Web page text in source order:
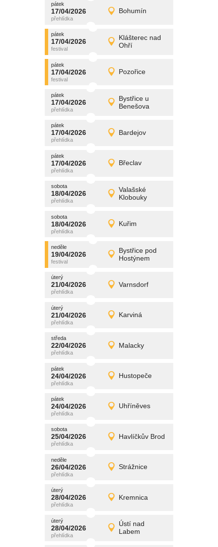
pátek
17/04/2026 Bohumín
pátek
17/04/2026 Detail
promítání
pátek
17/04/2026
Klášterec nad
Ohří
pátek
17/04/2026 Detail
promítání
pátek
17/04/2026 Pozořice
pátek
17/04/2026 Detail
promítání
pátek
17/04/2026
Bystřice u
Benešova
pátek
17/04/2026 Detail
promítání
pátek
17/04/2026 Bardejov
pátek
17/04/2026 Detail
promítání
pátek
17/04/2026 Břeclav
pátek
17/04/2026 Detail
promítání
sobota
18/04/2026
Valašské
Klobouky
sobota
18/04/2026 Detail
promítání
sobota
18/04/2026 Kuřim
sobota
18/04/2026 Detail
promítání
neděle
19/04/2026
Bystřice pod
Hostýnem
neděle
19/04/2026 Detail
promítání
úterý
21/04/2026 Varnsdorf
úterý
21/04/2026 Detail
promítání
úterý
21/04/2026 Karviná
úterý
21/04/2026 Detail
promítání
středa
22/04/2026 Malacky
středa
22/04/2026 Detail
promítání
pátek
24/04/2026 Hustopeče
pátek
24/04/2026 Detail
promítání
pátek
24/04/2026 Uhříněves
pátek
24/04/2026 Detail
promítání
sobota
25/04/2026 Havlíčkův Brod
sobota
25/04/2026 Detail
promítání
neděle
26/04/2026 Strážnice
neděle
26/04/2026 Detail
promítání
úterý
28/04/2026 Kremnica
úterý
28/04/2026 Detail
promítání
úterý
28/04/2026
Ústí nad
Labem
úterý
28/04/2026 Detail
promítání